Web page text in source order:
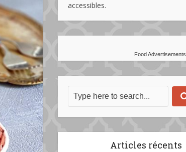
accessibles.
Food Advertisements
Articles récents